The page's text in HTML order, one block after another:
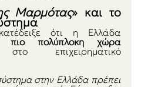
Μαρμότας» και το
ότι η Ελλάδα
πιο πολύπλοκη χώρα
επιχειρηματικό
στην Ελλάδα πρέπει